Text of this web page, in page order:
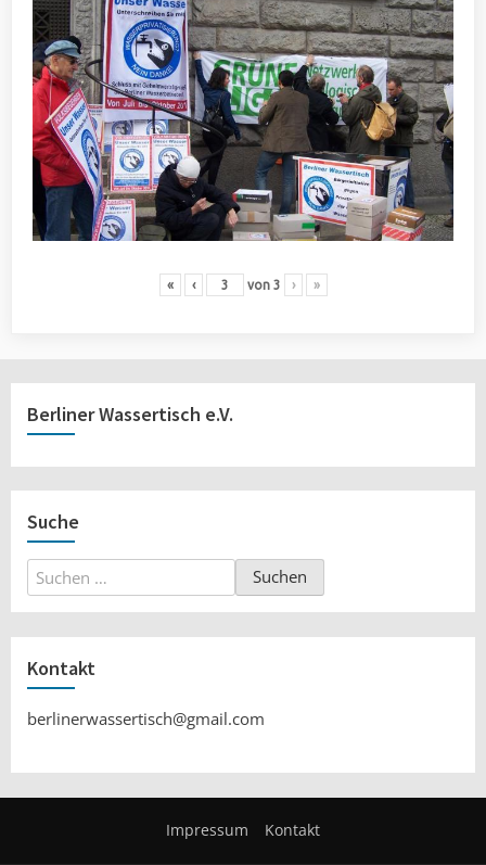
« ‹ von 3 › »
Berliner Wassertisch e.V.
Suche
Suchen
nach:
Kontakt
berlinerwassertisch@gmail.com
Impressum Kontakt